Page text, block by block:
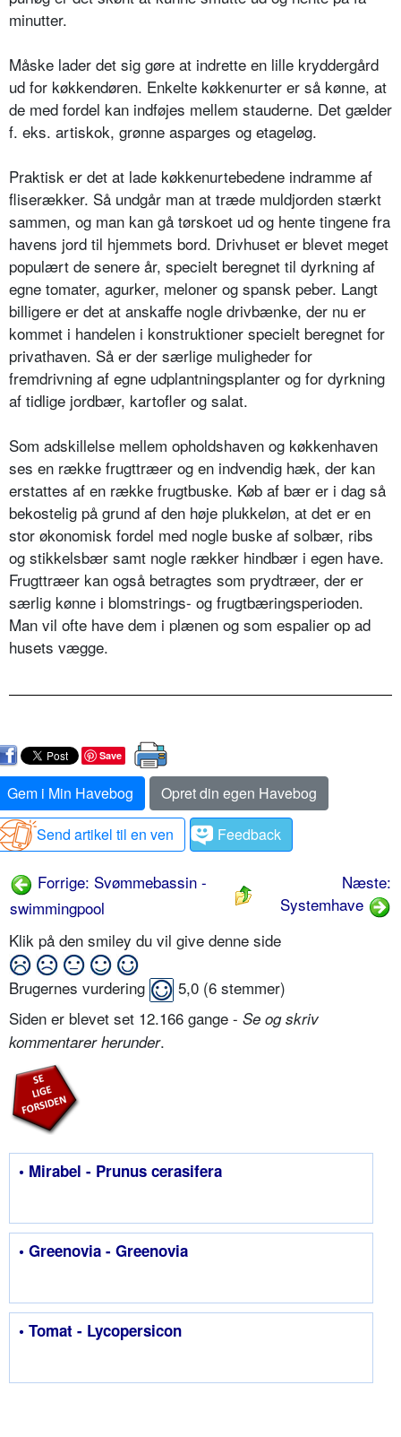
minutter.
Måske lader det sig gøre at indrette en lille kryddergård
ud for køkkendøren. Enkelte køkkenurter er så kønne, at
de med fordel kan indføjes mellem stauderne. Det gælder
f. eks. artiskok, grønne asparges og etageløg.
Praktisk er det at lade køkkenurtebedene indramme af
fliserækker. Så undgår man at træde muldjorden stærkt
sammen, og man kan gå tørskoet ud og hente tingene fra
havens jord til hjemmets bord. Drivhuset er blevet meget
populært de senere år, specielt beregnet til dyrkning af
egne tomater, agurker, meloner og spansk peber. Langt
billigere er det at anskaffe nogle drivbænke, der nu er
kommet i handelen i konstruktioner specielt beregnet for
privathaven. Så er der særlige muligheder for
fremdrivning af egne udplantningsplanter og for dyrkning
af tidlige jordbær, kartofler og salat.
Som adskillelse mellem opholdshaven og køkkenhaven
ses en række frugttræer og en indvendig hæk, der kan
erstattes af en række frugtbuske. Køb af bær er i dag så
bekostelig på grund af den høje plukkeløn, at det er en
stor økonomisk fordel med nogle buske af solbær, ribs
og stikkelsbær samt nogle rækker hindbær i egen have.
Frugttræer kan også betragtes som prydtræer, der er
særlig kønne i blomstrings- og frugtbæringsperioden.
Man vil ofte have dem i plænen og som espalier op ad
husets vægge.
Save
Gem i Min Havebog
Opret din egen Havebog
Send artikel til en ven
Feedback
Forrige: Svømmebassin -
swimmingpool
Næste:
Systemhave
Klik på den smiley du vil give denne side
Brugernes vurdering 5,0 (6 stemmer)
Siden er blevet set 12.166 gange - Se og skriv
kommentarer herunder.
• Mirabel - Prunus cerasifera
• Greenovia - Greenovia
• Tomat - Lycopersicon